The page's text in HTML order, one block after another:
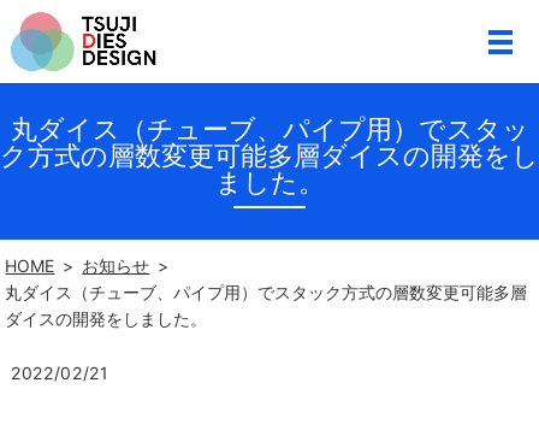
丸ダイス（チューブ、パイプ用）でスタッ
ク方式の層数変更可能多層ダイスの開発をし
ました。
HOME
お知らせ
丸ダイス（チューブ、パイプ用）でスタック方式の層数変更可能多層
ダイスの開発をしました。
2022/02/21